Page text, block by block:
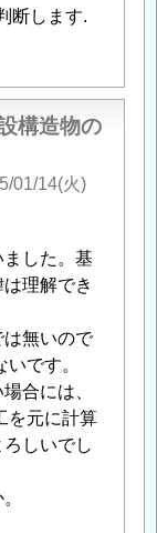
断します.
構造物の
01/14(火)
した。基
理解でき
無いので
です。
合には、
を元に計算
しいでし